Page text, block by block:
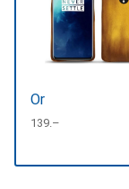
Or
CHF
139.–